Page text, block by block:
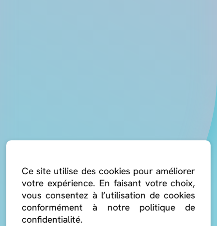
Ce site utilise des cookies pour améliorer
votre expérience. En faisant votre choix,
vous consentez à l’utilisation de cookies
conformément à notre politique de
confidentialité.